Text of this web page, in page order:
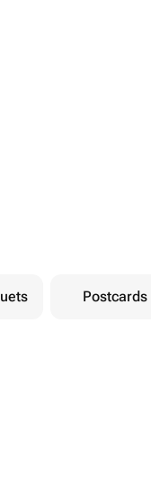
Postcards